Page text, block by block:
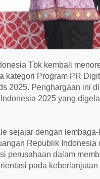
Tbk kembali
kategori Program PR
2025. Penghargaan ini
2025 yang
sejajar dengan
Republik Indonesia
perusahaan dalam
pada